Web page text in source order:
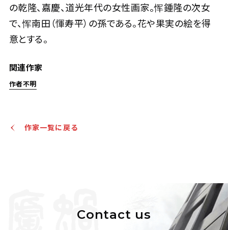
の乾隆、嘉慶、道光年代の女性画家。恽鍾隆の次女
で、恽南田（惲寿平）の孫である。花や果実の絵を得
意とする。
関連作家
作者不明
主催 Jo's Auction
開催 2026/04/22
予想価格
結果
公開終了
作家一覧に戻る
Contact us